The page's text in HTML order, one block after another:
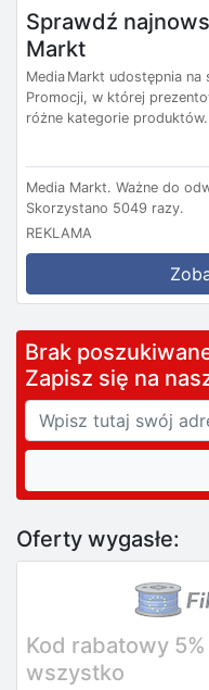
Sprawdź
Markt
Media Markt udostępnia
Promocji, w której
różne kategorie
Media Markt. Ważne do
Skorzystano 5049 razy.
REKLAMA
Brak
Zapisz się na
Oferty wygasłe:
Kod rabatowy
wszystko